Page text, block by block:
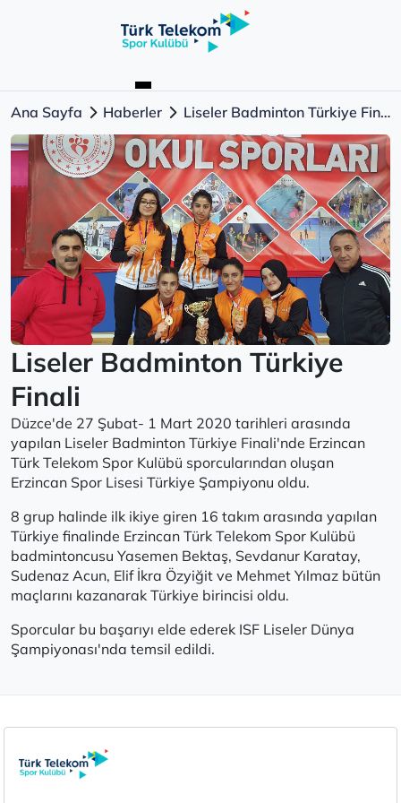
Ana Sayfa Haberler Liseler Badminton Türkiye Finali
Liseler Badminton Türkiye
Finali
Düzce'de 27 Şubat- 1 Mart 2020 tarihleri ​​arasında
yapılan Liseler Badminton Türkiye Finali'nde Erzincan
Türk Telekom Spor Kulübü sporcularından oluşan
Erzincan Spor Lisesi Türkiye Şampiyonu oldu.
8 grup halinde ilk ikiye giren 16 takım arasında yapılan
Türkiye finalinde Erzincan Türk Telekom Spor Kulübü
badmintoncusu Yasemen Bektaş, Sevdanur Karatay,
Sudenaz Acun, Elif İkra Özyiğit ve Mehmet Yılmaz bütün
maçlarını kazanarak Türkiye birincisi oldu.
Sporcular bu başarıyı elde ederek ISF Liseler Dünya
Şampiyonası'nda temsil edildi.